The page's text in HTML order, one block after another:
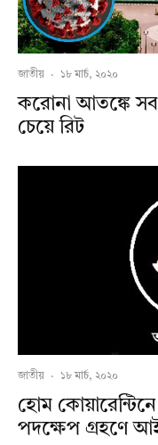
জাতীয় · ১৮ মার্চ, ২০২০
করোনা আতঙ্কে
চেয়ে রিট
জাতীয় · ১৮ মার্চ, ২০২০
হোম
পদক্ষেপ গ্রহণে